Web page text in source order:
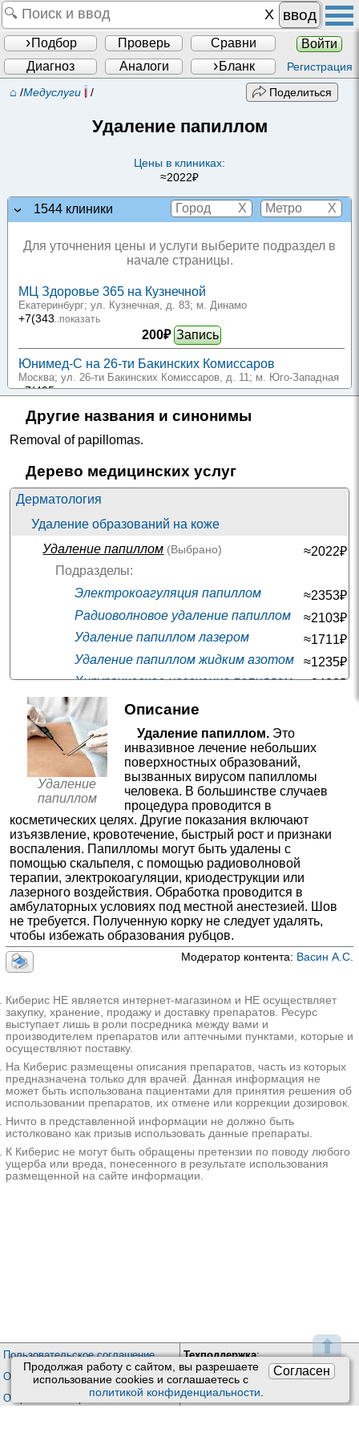
⬆
ввод
Подбор Проверь Сравни
Войти
Диагноз
Аналоги Бланк Регистрация
Согласен
Продолжая работу с сайтом, вы разрешаете
использование сookies и соглашаетесь с
политикой конфиденциальности.
⌂ /Медуслуги / Поделиться
Удаление папиллом
Цены в клиниках:
≈2022₽
1544 клиники X X
Для уточнения цены и услуги выберите подраздел в
начале страницы.
МЦ Здоровье 365 на Кузнечной
Екатеринбург; ул. Кузнечная, д. 83; м. Динамо
+7(343 ..показать
200₽ Запись
Юнимед-С на 26-ти Бакинских Комиссаров
Москва; ул. 26-ти Бакинских Комиссаров, д. 11 ; м. Юго-Западная
+7(495..показать
Статус Грация плюс на проспекте Большевиков
Санкт-Петербург; пр-т Большевиков, д. 11, корп. 2
+7(499..показать
600₽ Запись
К+31 Запад на Академика Павлова
Москва; ул. Академика Павлова, д. 22
+7(495..показать
Клиника Екатерининская на Кожевенной
..показать
840₽ Запись
Семейный доктор на Усачева
Москва; ул. Усачева, д. 33, стр. 3; м. Спортивная
940₽ Запись
ABC Медицина на Льва Толстого
Москва; ул. Льва Толстого, д. 10, cтр. 1; м. Парк Культуры
..показать
1000-3600₽ Запись
Медлайн-Сервис на Берзарина
Москва; ул. Берзарина, д. 17, корп. 2; м. Октябрьское Поле
+7(499 ..показать
1250-1500₽ Запись
ABC Медицина в Ромашково
Московская область; с. Ромашково, ул. Никольская, д. 10
Молодежная
+7(495..показать
1300-7300₽ Запись
МЦ Формула Здоровья на Вишневского
1300₽ Запись
ABC Медицина в Плетешковском переулке
Москва; Плетешковский пер., д. 4
+7(499..показать
1300-7300₽ Запись
ABC Медицина на Чистопрудном бульваре
Москва; Чистопрудный б-р, д. 12, стр. 2; м. Чистые Пруды
+7(499..показать
1300-7300₽ Запись
ГолденМед на Саратовской
+7(383..показать
1450₽ Запись
Бест Клиник на Артюшкова
Другие названия и синонимы
Removal of papillomas.
Дерево медицинских услуг
Дерматология
Удаление образований на коже
Удаление папиллом (Выбрано)
≈2022₽
Подразделы:
Электрокоагуляция папиллом
≈2353₽
Радиоволновое удаление папиллом
≈2103₽
Удаление папиллом лазером
≈1711₽
Удаление папиллом жидким азотом
≈1235₽
Хирургическое иссечение папиллом
≈2488₽
✚ Удаление ангиомы
✚Удаление фибромы
✚Удаление кератомы
≈1638₽
✚ Удаление лазером новообразований кожи
≈2436₽
Удаление липомы
≈6275₽
✚Удаление контагиозного моллюска
≈1085₽
✚Удаление атеромы
✚Удаление кондилом
✚Удаление дерматофибромы
✚Удаление гемангиом
≈3498₽
✚Удаление родинок
✚
Удаление пиогенной гранулемы
≈2441₽
✚Удаление милиума
≈797₽
✚Удаление ксантелазмы
✚Удаление бородавок
✚Удаление ксантомы ≈2296₽
Удаление
папиллом
Описание
Удаление папиллом. Это
инвазивное лечение небольших
поверхностных образований,
вызванных вирусом папилломы
человека. В большинстве случаев
процедура проводится в
косметических целях. Другие показания включают
изъязвление, кровотечение, быстрый рост и признаки
воспаления. Папилломы могут быть удалены с
помощью скальпеля, с помощью радиоволновой
терапии, электрокоагуляции, криодеструкции или
лазерного воздействия. Обработка проводится в
амбулаторных условиях под местной анестезией. Шов
не требуется. Полученную корку не следует удалять,
чтобы избежать образования рубцов.
Модератор контента: Васин А.С.
Киберис НЕ является интернет-магазином и НЕ осуществляет
закупку, хранение, продажу и доставку препаратов. Ресурс
выступает лишь в роли посредника между вами и
производителем препаратов или аптечными пунктами, которые и
осуществляют поставку.
На Киберис размещены описания препаратов, часть из которых
предназначена только для врачей. Данная информация не
может быть использована пациентами для принятия решения об
использовании препаратов, их отмене или коррекции дозировок.
Ничто в представленной информации не должно быть
истолковано как призыв использовать данные препараты.
К Киберис не могут быть обращены претензии по поводу любого
ущерба или вреда, понесенного в результате использования
размещенной на сайте информации.
Пользовательское соглашение
Обработка персональных данных
О проекте Киберис
Техподдержка:
Обратная связь
Почта:kiberis@mail.ru